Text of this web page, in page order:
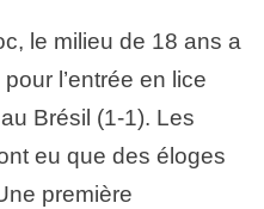
le milieu de 18 ans a
l’entrée en lice
Brésil (1-1). Les
eu que des éloges
première